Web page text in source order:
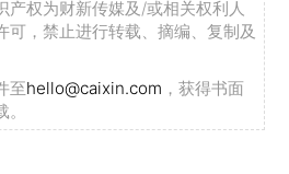
产权为财新传媒及/或相关权利人
可，禁止进行转载、摘编、复制及
至hello@caixin.com ，获得书面